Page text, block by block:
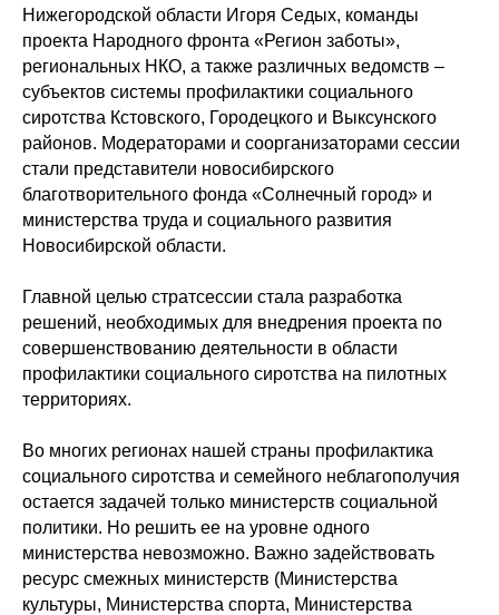
Нижегородской области Игоря Седых, команды
проекта Народного фронта «Регион заботы»,
региональных НКО, а также различных ведомств –
субъектов системы профилактики социального
сиротства Кстовского, Городецкого и Выксунского
районов. Модераторами и соорганизаторами сессии
стали представители новосибирского
благотворительного фонда «Солнечный город» и
министерства труда и социального развития
Новосибирской области.
Главной целью стратсессии стала разработка
решений, необходимых для внедрения проекта по
совершенствованию деятельности в области
профилактики социального сиротства на пилотных
территориях.
Во многих регионах нашей страны профилактика
социального сиротства и семейного неблагополучия
остается задачей только министерств социальной
политики. Но решить ее на уровне одного
министерства невозможно. Важно задействовать
ресурс смежных министерств (Министерства
культуры, Министерства спорта, Министерства